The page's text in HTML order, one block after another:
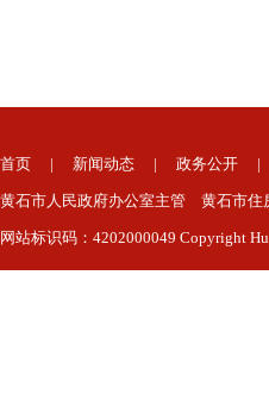
首页 | 新闻动态 | 政务公开
黄石市人民政府办公室主管 黄石市
网站标识码：4202000049 Copyright